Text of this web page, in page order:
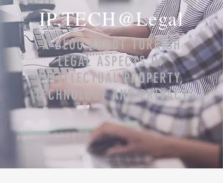
IP.TECH@Legal
A BLOG ABOUT TURKISH
LEGAL ASPECTS OF
INTELLECTUAL PROPERTY,
TECHNOLOGY AND PRIVACY